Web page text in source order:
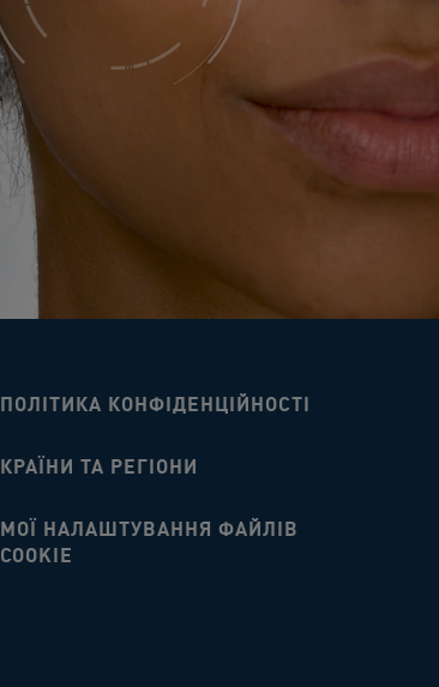
ПОЛІТИКА КОНФІДЕНЦІЙНОСТІ
КРАЇНИ ТА РЕГІОНИ
МОЇ НАЛАШТУВАННЯ ФАЙЛІВ
COOKIE